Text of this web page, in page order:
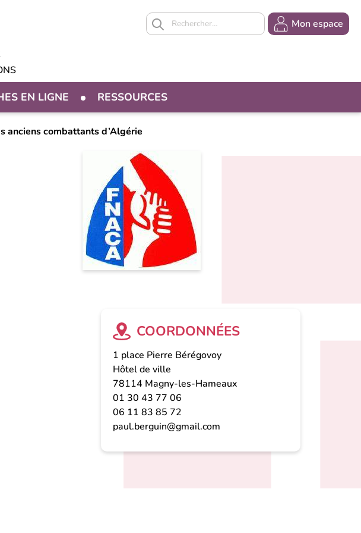
En-
tête
Connexion
Mon espace
EN LIGNE RESSOURCES
anciens combattants d’Algérie
COORDONNÉES
1 place Pierre Bérégovoy
Hôtel de ville
78114 Magny-les-Hameaux
01 30 43 77 06
06 11 83 85 72
paul.berguin@gmail.com